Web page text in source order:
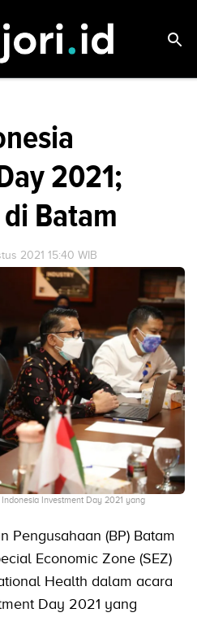
2021;
Batam
2021 15:40 WIB
Investment Day 2021 yang
Pengusahaan (BP) Batam
Economic Zone (SEZ)
Health dalam acara
Day 2021 yang